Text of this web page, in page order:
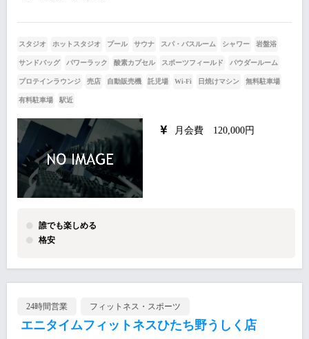
スタジオ ホットスタジオ プール サウナ スパ・バスルーム シャワー 岩盤浴
サンドバッグ パワーラック 酸素カプセル スポーツフィールド パウダールーム
プロテインラウンジ 売店 自動販売機 託児場 Wi-Fi 日焼けマシン 無料駐車場
有料駐車場 駅近
月会費 120,000円
誰でも楽しめる
格安
24時間営業 フィットネス・スポーツ
エニタイムフィットネスひたち野うしく店